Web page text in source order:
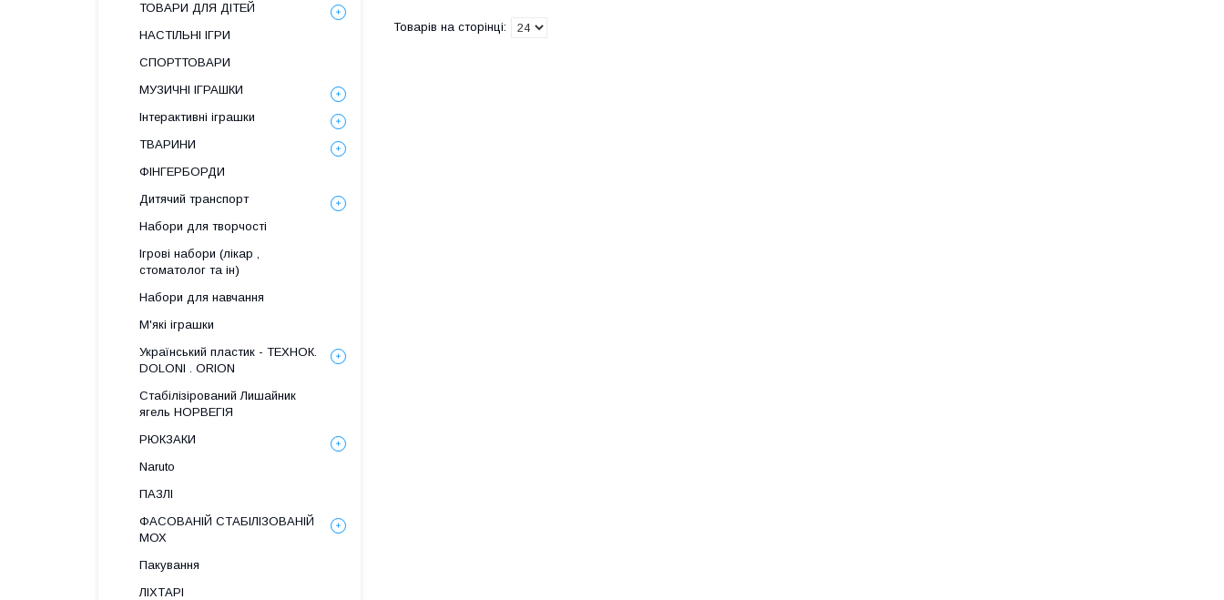
ТОВАРИ ДЛЯ ДІТЕЙ
НАСТІЛЬНІ ІГРИ
СПОРТТОВАРИ
МУЗИЧНІ ІГРАШКИ
Інтерактивні іграшки
ТВАРИНИ
ФІНГЕРБОРДИ
Дитячий транспорт
Набори для творчості
Ігрові набори (лікар ,
стоматолог та ін)
Набори для навчання
М'які іграшки
Український пластик - ТЕХНОК.
DOLONI . ORION
Стабілізірований Лишайник
ягель НОРВЕГІЯ
РЮКЗАКИ
Naruto
ПАЗЛІ
ФАСОВАНІЙ СТАБІЛІЗОВАНІЙ
МОХ
Пакування
ЛІХТАРІ